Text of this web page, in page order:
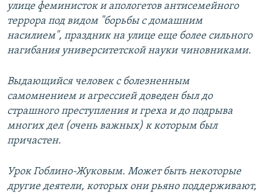
улице феминисток и апологетов антисемейного
террора под видом "борьбы с домашним
насилием", праздник на улице еще более сильного
нагибания университетской науки чиновниками.
Выдающийся человек с болезненным
самомнением и агрессией доведен был до
страшного преступления и греха и до подрыва
многих дел (очень важных) к которым был
причастен.
Урок Гоблино-Жуковым. Может быть некоторые
другие деятели, которых они рьяно поддерживают,